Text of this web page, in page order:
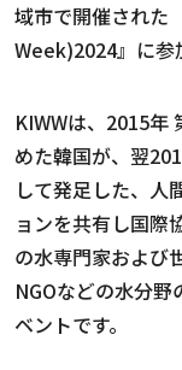
域市で開催され
Week)2024』に参
KIWWは、2015年
めた韓国が、翌
して発足した、人
ョンを共有し国際
の水専門家および
NGOなどの水分
ベントです。